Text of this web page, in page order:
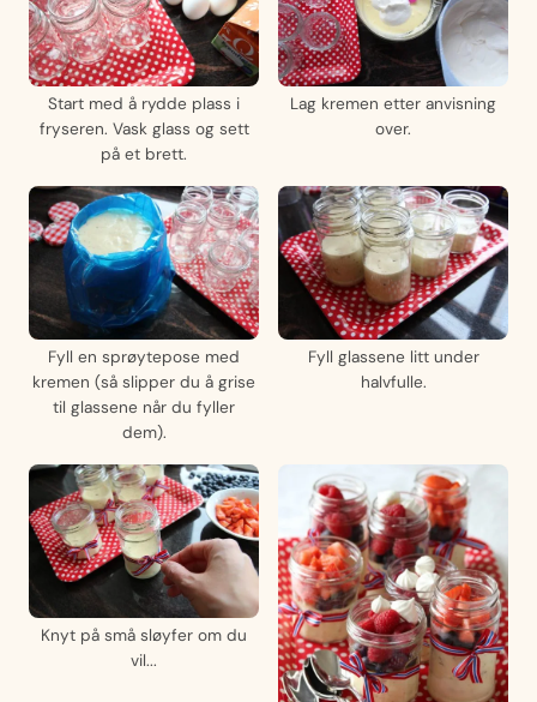
Start med å rydde plass i
fryseren. Vask glass og sett
på et brett.
Lag kremen etter anvisning
over.
Fyll en sprøytepose med
kremen (så slipper du å grise
til glassene når du fyller
dem).
Fyll glassene litt under
halvfulle.
Knyt på små sløyfer om du
vil...